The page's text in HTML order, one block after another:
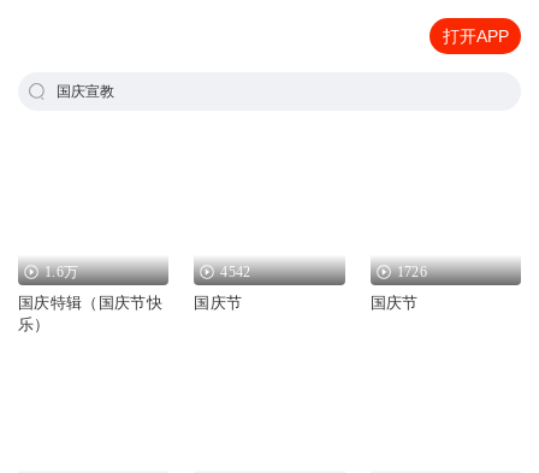
打开APP
国庆宣教
1.6万
国庆特辑（国庆节快
乐）
4542
国庆节
1726
国庆节